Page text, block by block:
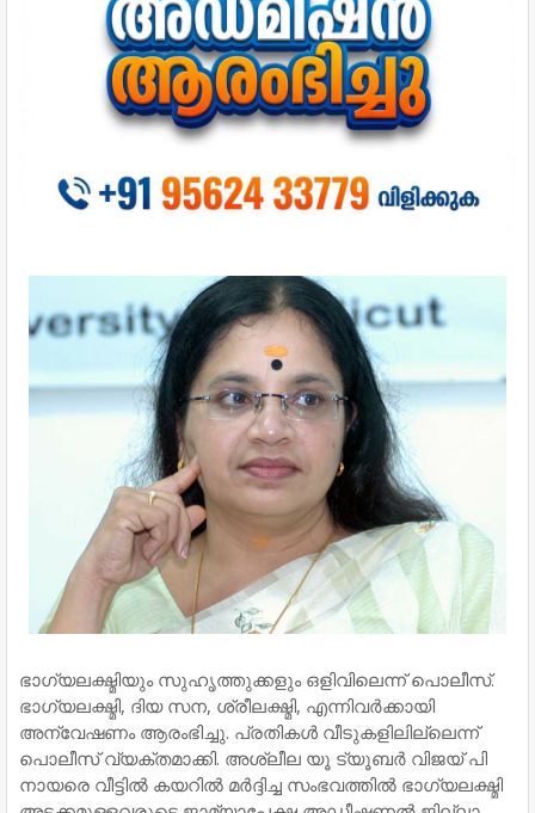
ഭാഗ്യലക്ഷ്മിയും സുഹൃത്തുക്കളും ഒളിവിലെന്ന് പൊലീസ്.
ഭാഗ്യലക്ഷ്മി, ദിയ സന, ശ്രീലക്ഷ്മി, എന്നിവർക്കായി
അന്വേഷണം ആരംഭിച്ചു. പ്രതികൾ വീടുകളിലില്ലെന്ന്
പൊലീസ് വ്യക്തമാക്കി. അശ്ലീല യൂ ട്യൂബർ വിജയ് പി
നായരെ വീട്ടിൽ കയറിൽ മർദ്ദിച്ച സംഭവത്തിൽ ഭാഗ്യലക്ഷ്മി